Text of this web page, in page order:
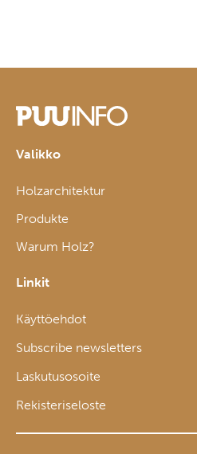
Valikko
Holzarchitektur
Produkte
Warum Holz?
Linkit
Käyttöehdot
Subscribe newsletters
Laskutusosoite
Rekisteriseloste